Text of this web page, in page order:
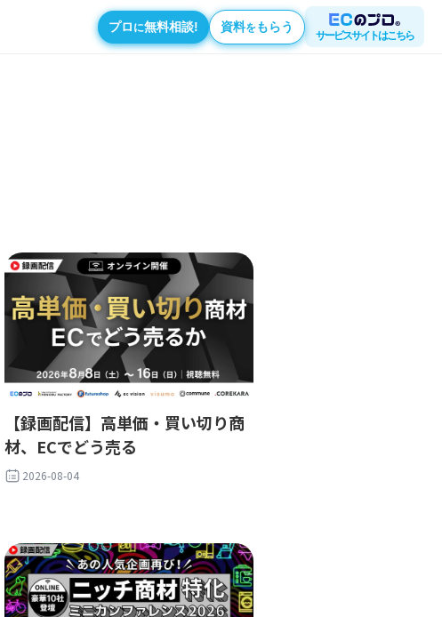
プロ に無料相談! 資料をもらう
サービスサイトはこちら
【録画配信】高単価・買い切り商
材、ECでどう売る
2026-08-04